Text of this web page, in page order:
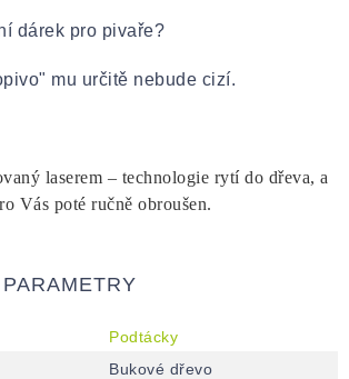
dárek pro pivaře?
" mu určitě nebude cizí.
laserem – technologie rytí do dřeva, a
Vás poté ručně obroušen.
Podtácky
Bukové dřevo